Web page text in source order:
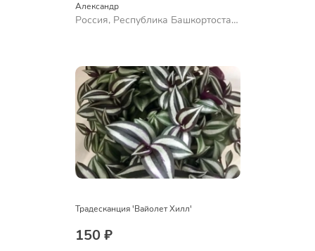
Александр
Россия, Республика Башкортостан,
Традесканция 'Вайолет Хилл'
150 ₽